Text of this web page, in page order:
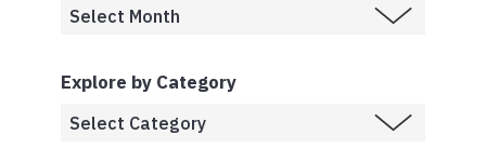
Explore by Category